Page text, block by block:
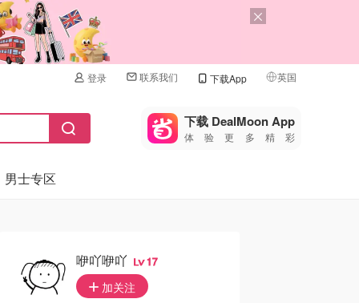
登录 联系我们 下载App 英国
🇺🇸
🇨🇳 中国
下载 DealMoon App
体验更多精彩
男士专区
咿吖咿吖 17
加关注